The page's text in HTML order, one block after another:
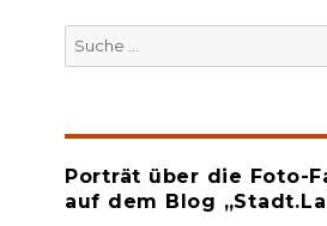
Porträt über die Foto-
auf dem Blog